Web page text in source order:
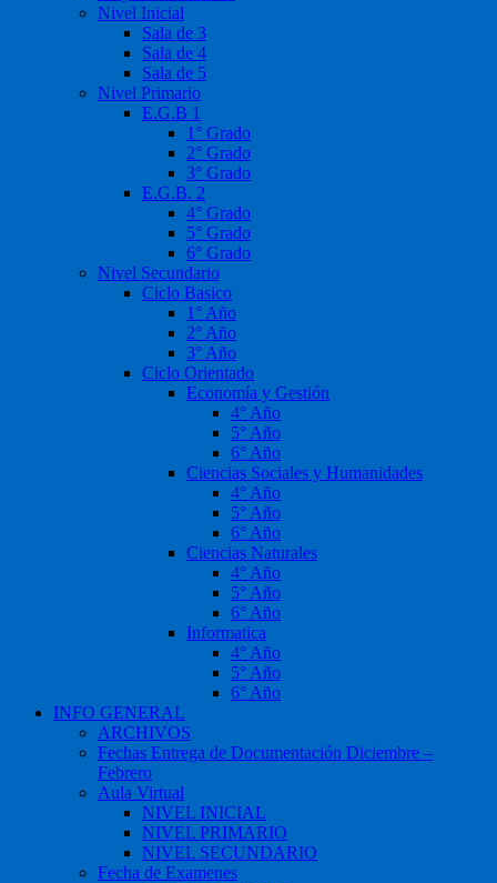
Nivel Inicial
Sala de 3
Sala de 4
Sala de 5
Nivel Primario
E.G.B 1
1° Grado
2° Grado
3° Grado
E.G.B. 2
4° Grado
5° Grado
6° Grado
Nivel Secundario
Ciclo Basico
1° Año
2° Año
3° Año
Ciclo Orientado
Economía y Gestión
4° Año
5° Año
6° Año
Ciencias Sociales y Humanidades
4° Año
5° Año
6° Año
Ciencias Naturales
4° Año
5° Año
6° Año
Informatica
4° Año
5° Año
6° Año
INFO GENERAL
ARCHIVOS
Fechas Entrega de Documentación Diciembre –
Febrero
Aula Virtual
NIVEL INICIAL
NIVEL PRIMARIO
NIVEL SECUNDARIO
Fecha de Examenes